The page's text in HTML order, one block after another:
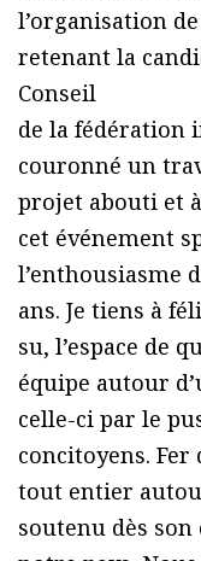
l’organisation
retenant la
Conseil
de la fédération
couronné un
projet abouti et
cet événement
l’enthousiasme
ans. Je tiens à
su, l’espace de
équipe autour
celle-ci par le
concitoyens. Fer
tout entier
soutenu dès